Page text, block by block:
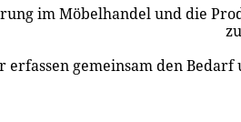
im Möbelhandel und die
erfassen gemeinsam den